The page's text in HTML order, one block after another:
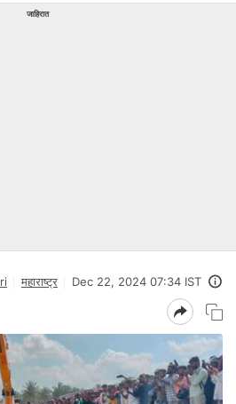
जाहिरात
महाराष्ट्र Dec 22, 2024 07:34 IST